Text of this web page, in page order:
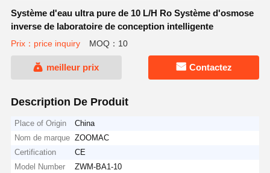
Système d'eau ultra pure de 10 L/H Ro Système d'osmose
inverse de laboratoire de conception intelligente
Prix：price inquiry MOQ：10
meilleur prix Contactez
Description De Produit
Place of Origin
China
Nom de marque ZOOMAC
Certification
CE
Model Number
ZWM-BA1-10